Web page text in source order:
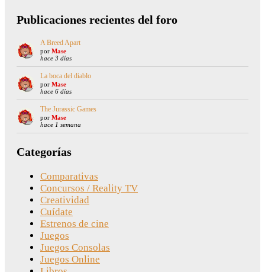
Publicaciones recientes del foro
A Breed Apart
por Mase
hace 3 días
La boca del diablo
por Mase
hace 6 días
The Jurassic Games
por Mase
hace 1 semana
Categorías
Comparativas
Concursos / Reality TV
Creatividad
Cuídate
Estrenos de cine
Juegos
Juegos Consolas
Juegos Online